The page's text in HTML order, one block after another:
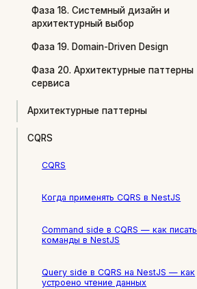
Фаза 18. Системный дизайн и
архитектурный выбор
Фаза 19. Domain-Driven Design
Фаза 20. Архитектурные паттерны
сервиса
Архитектурные паттерны
CQRS
CQRS
Когда применять CQRS в NestJS
Command side в CQRS — как писать
команды в NestJS
Query side в CQRS на NestJS — как
устроено чтение данных